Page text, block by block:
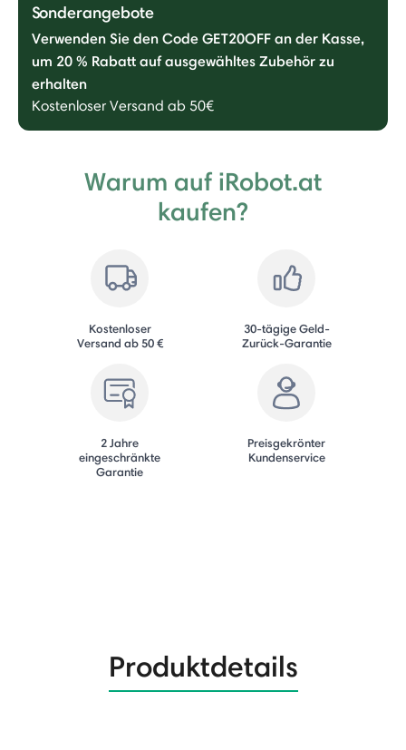
Sonderangebote
Verwenden Sie den Code GET20OFF an der Kasse,
um 20 % Rabatt auf ausgewähltes Zubehör zu
erhalten
Kostenloser Versand ab 50€
Warum auf iRobot.at
kaufen?
Kostenloser
Versand ab 50 €
30-tägige Geld-
Zurück-Garantie
2 Jahre
eingeschränkte
Garantie
Preisgekrönter
Kundenservice
Produktdetails